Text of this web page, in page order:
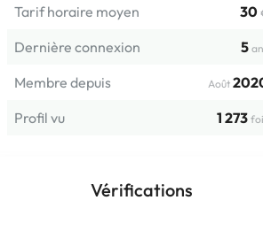
Tarif horaire moyen 30
Dernière connexion 5
Membre depuis Août
Profil vu
1 273
Vérifications